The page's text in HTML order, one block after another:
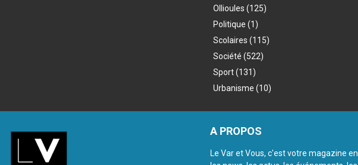
Ollioules (125)
Politique (1)
Scolaires (115)
Société (522)
Sport(131)
Urbanisme (10)
A PROPOS
Le Var et Vous, c'est votre magazine